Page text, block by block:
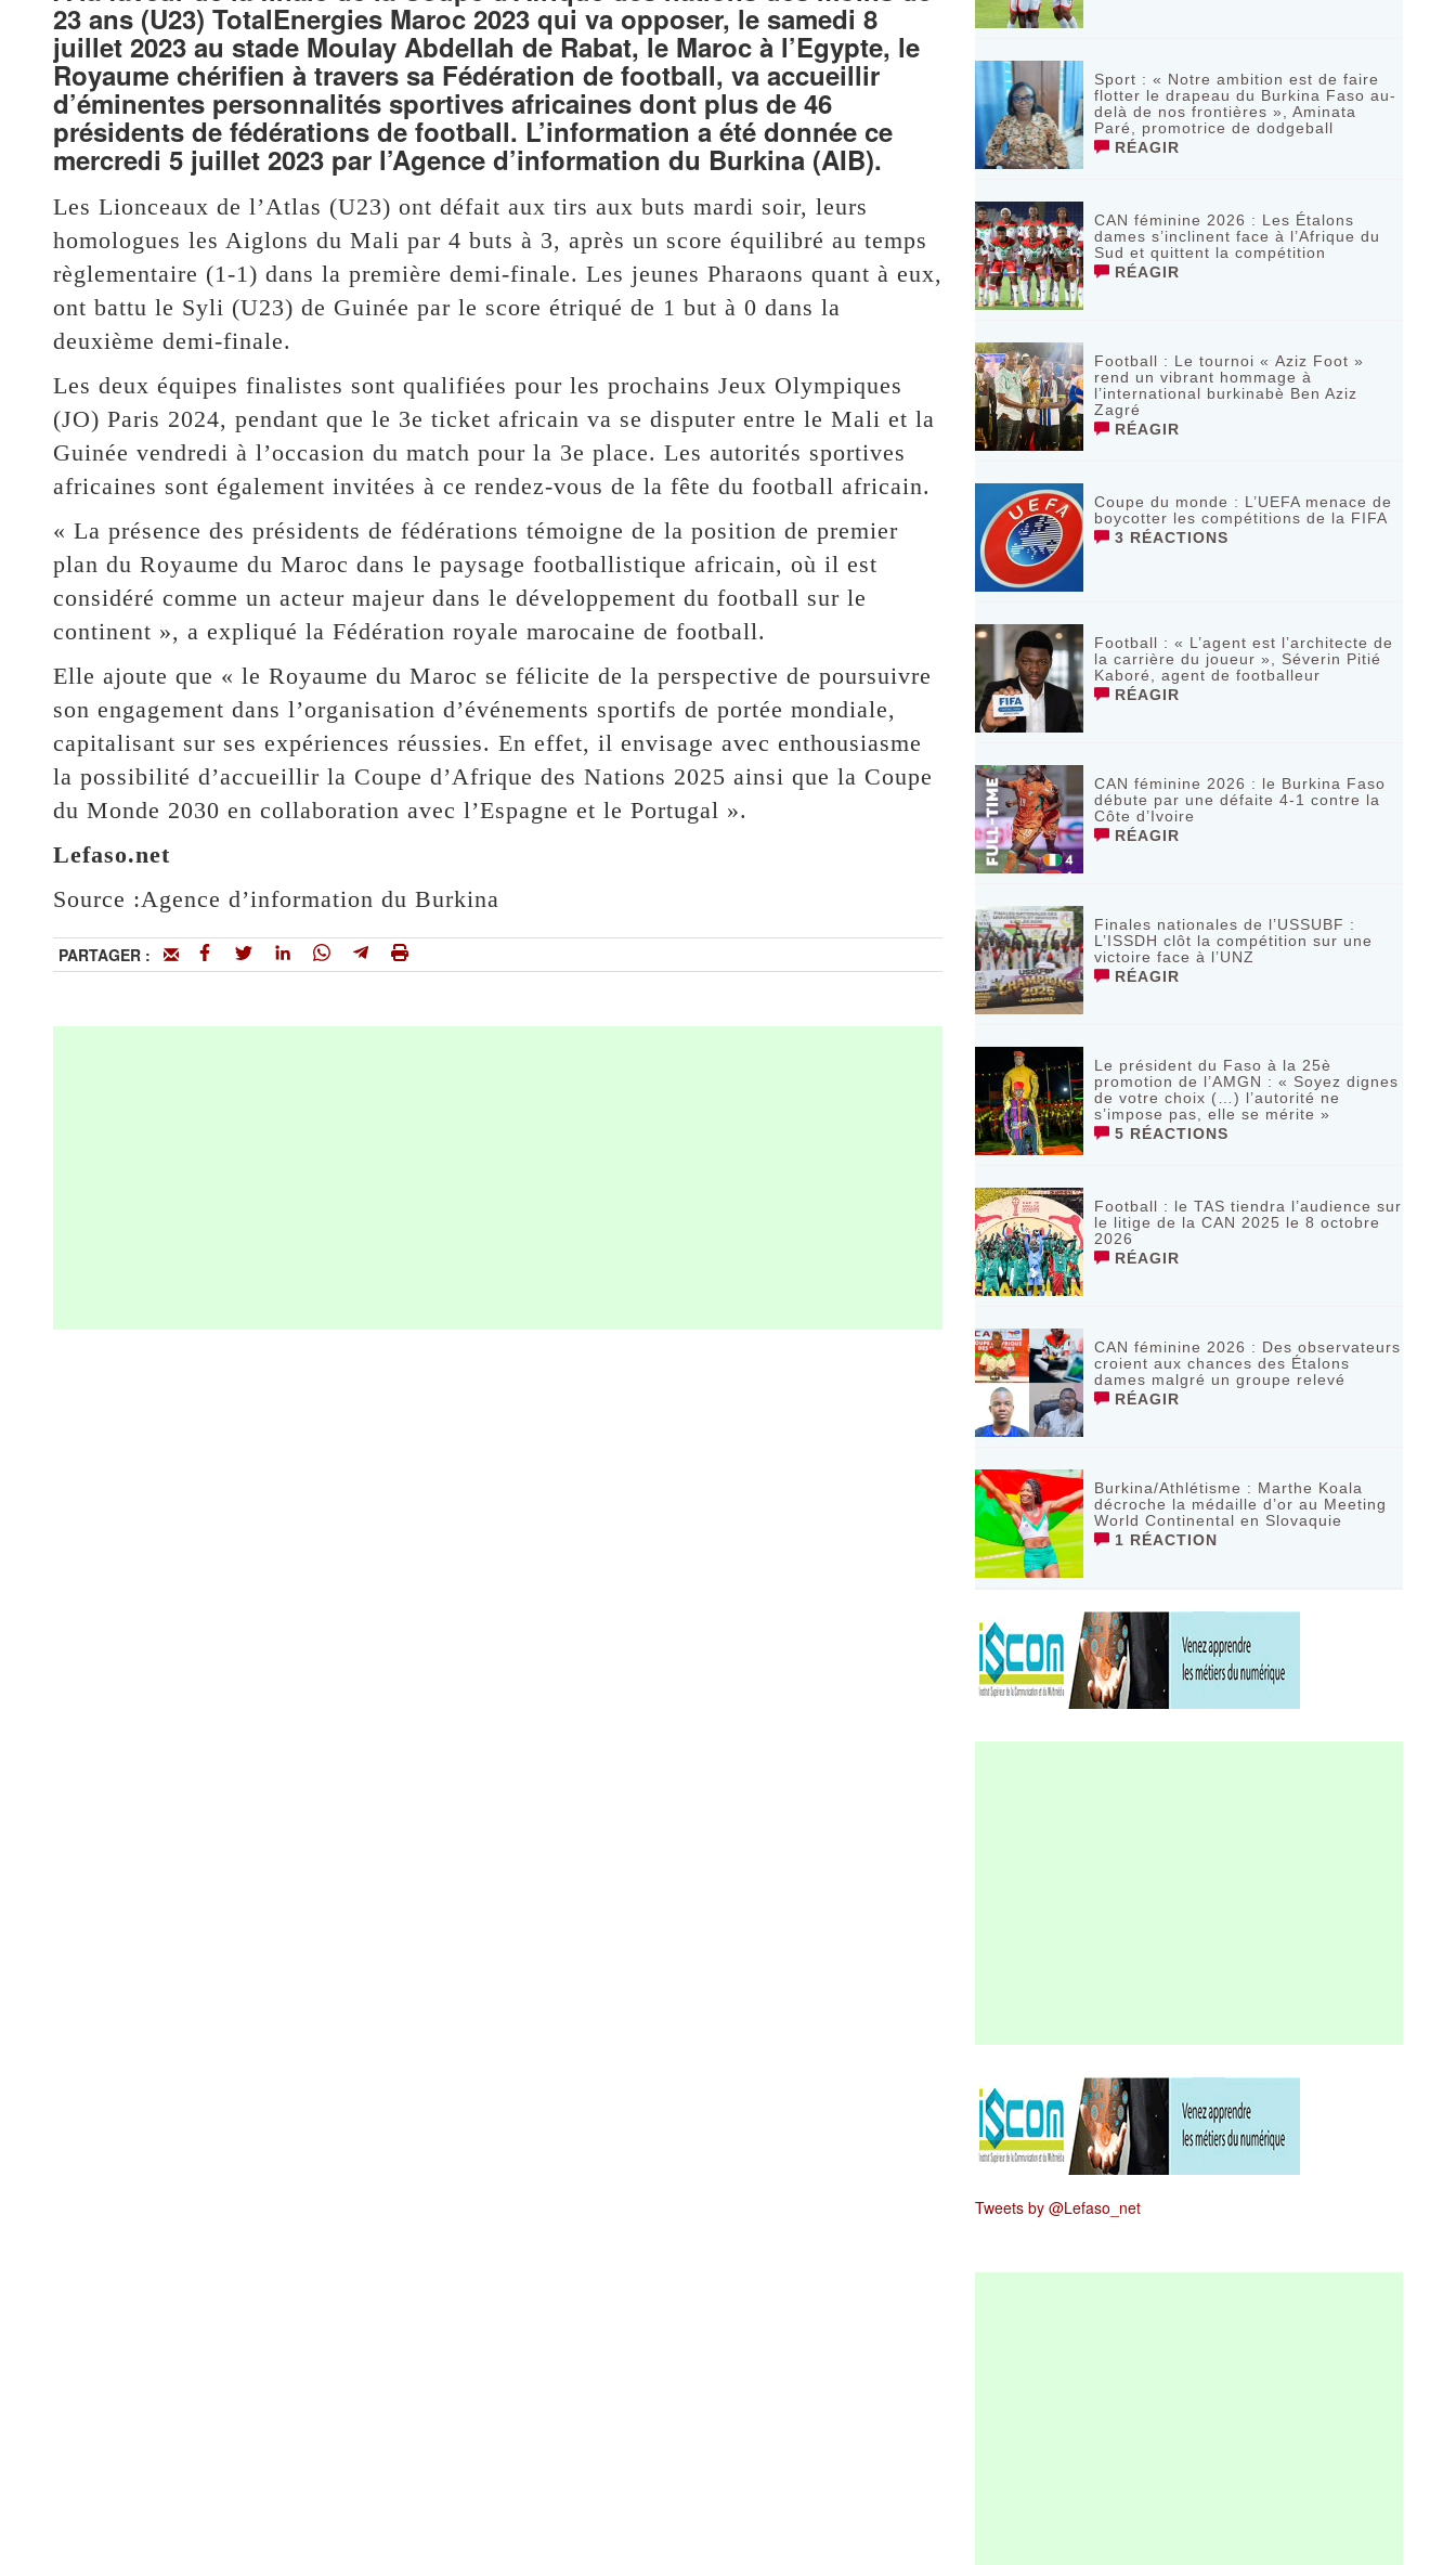
23 ans (U23) TotalEnergies Maroc 2023 qui va opposer, le samedi 8
juillet 2023 au stade Moulay Abdellah de Rabat, le Maroc à l’Egypte, le
Royaume chérifien à travers sa Fédération de football, va accueillir
d’éminentes personnalités sportives africaines dont plus de 46
présidents de fédérations de football. L’information a été donnée ce
mercredi 5 juillet 2023 par l’Agence d’information du Burkina (AIB).
Les Lionceaux de l’Atlas (U23) ont défait aux tirs aux buts mardi soir, leurs
homologues les Aiglons du Mali par 4 buts à 3, après un score équilibré au temps
règlementaire (1-1) dans la première demi-finale. Les jeunes Pharaons quant à eux,
ont battu le Syli (U23) de Guinée par le score étriqué de 1 but à 0 dans la
deuxième demi-finale.
Les deux équipes finalistes sont qualifiées pour les prochains Jeux Olympiques
(JO) Paris 2024, pendant que le 3e ticket africain va se disputer entre le Mali et la
Guinée vendredi à l’occasion du match pour la 3e place. Les autorités sportives
africaines sont également invitées à ce rendez-vous de la fête du football africain.
« La présence des présidents de fédérations témoigne de la position de premier
plan du Royaume du Maroc dans le paysage footballistique africain, où il est
considéré comme un acteur majeur dans le développement du football sur le
continent », a expliqué la Fédération royale marocaine de football.
Elle ajoute que « le Royaume du Maroc se félicite de la perspective de poursuivre
son engagement dans l’organisation d’événements sportifs de portée mondiale,
capitalisant sur ses expériences réussies. En effet, il envisage avec enthousiasme
la possibilité d’accueillir la Coupe d’Afrique des Nations 2025 ainsi que la Coupe
du Monde 2030 en collaboration avec l’Espagne et le Portugal ».
Lefaso.net
Source :Agence d’information du Burkina
PARTAGER :
Sport : « Notre ambition est de faire
flotter le drapeau du Burkina Faso au-
delà de nos frontières », Aminata
Paré, promotrice de dodgeball
RÉAGIR
CAN féminine 2026 : Les Étalons
dames s’inclinent face à l’Afrique du
Sud et quittent la compétition
RÉAGIR
Football : Le tournoi « Aziz Foot »
rend un vibrant hommage à
l’international burkinabè Ben Aziz
Zagré
RÉAGIR
Coupe du monde : L’UEFA menace de
boycotter les compétitions de la FIFA
3 RÉACTIONS
Football : « L’agent est l’architecte de
la carrière du joueur », Séverin Pitié
Kaboré, agent de footballeur
RÉAGIR
CAN féminine 2026 : le Burkina Faso
débute par une défaite 4-1 contre la
Côte d’Ivoire
RÉAGIR
Finales nationales de l’USSUBF :
L’ISSDH clôt la compétition sur une
victoire face à l’UNZ
RÉAGIR
Le président du Faso à la 25è
promotion de l’AMGN : « Soyez dignes
de votre choix (…) l’autorité ne
s’impose pas, elle se mérite »
5 RÉACTIONS
Football : le TAS tiendra l’audience sur
le litige de la CAN 2025 le 8 octobre
2026
RÉAGIR
CAN féminine 2026 : Des observateurs
croient aux chances des Étalons
dames malgré un groupe relevé
RÉAGIR
Burkina/Athlétisme : Marthe Koala
décroche la médaille d’or au Meeting
World Continental en Slovaquie ‎
1 RÉACTION
Tweets by @Lefaso_net